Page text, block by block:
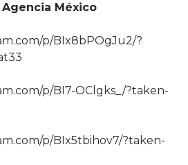
México
p/BIx8bPOgJu2/?
p/BI7-OClgks_/?taken-
p/BIx5tbihov7/?taken-